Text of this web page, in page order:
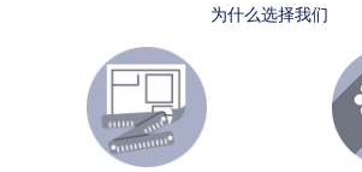
为什么选择我们